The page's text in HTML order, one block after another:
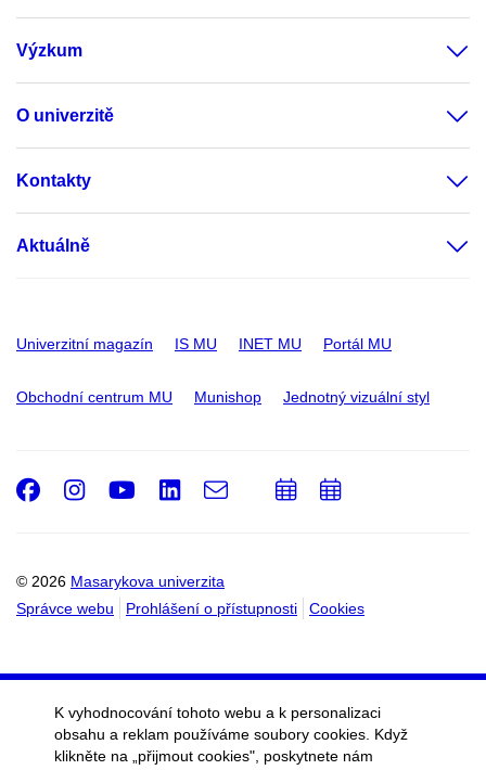
Výzkum
O univerzitě
Kontakty
Aktuálně
Univerzitní magazín IS MU INET MU Portál MU
Obchodní centrum MU Munishop Jednotný vizuální styl
© 2026 Masarykova univerzita
Správce webu
Prohlášení o přístupnosti Cookies
Facebook
Instagram
Youtube
LinkedIn
e-
PřidatPřidat
K vyhodnocování tohoto webu a k personalizaci
obsahu a reklam používáme soubory cookies. Když
klikněte na „přijmout cookies", poskytnete nám